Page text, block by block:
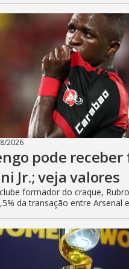
2026
pode
Jr.; veja valores
formador do craque,
da transação entre Arsenal